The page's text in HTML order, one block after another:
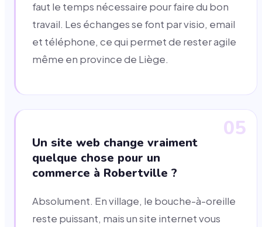
faut le temps nécessaire pour faire du bon
travail. Les échanges se font par visio, email
et téléphone, ce qui permet de rester agile
même en province de Liège.
05
Un site web change vraiment
quelque chose pour un
commerce à Robertville ?
Absolument. En village, le bouche-à-oreille
reste puissant, mais un site internet vous